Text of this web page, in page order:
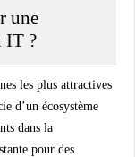
une
IT ?
les plus attractives
d’un écosystème
dans la
pour des